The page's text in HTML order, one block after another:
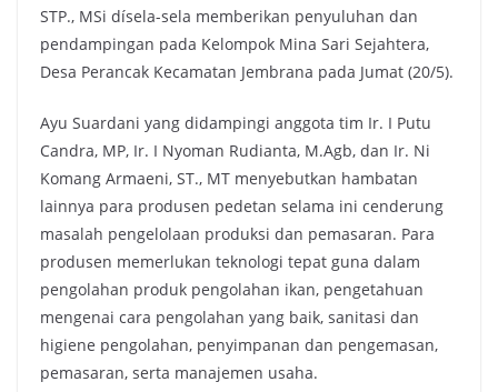
STP., MSi dísela-sela memberikan penyuluhan dan
pendampingan pada Kelompok Mina Sari Sejahtera,
Desa Perancak Kecamatan Jembrana pada Jumat (20/5).
Ayu Suardani yang didampingi anggota tim Ir. I Putu
Candra, MP, Ir. I Nyoman Rudianta, M.Agb, dan Ir. Ni
Komang Armaeni, ST., MT menyebutkan hambatan
lainnya para produsen pedetan selama ini cenderung
masalah pengelolaan produksi dan pemasaran. Para
produsen memerlukan teknologi tepat guna dalam
pengolahan produk pengolahan ikan, pengetahuan
mengenai cara pengolahan yang baik, sanitasi dan
higiene pengolahan, penyimpanan dan pengemasan,
pemasaran, serta manajemen usaha.